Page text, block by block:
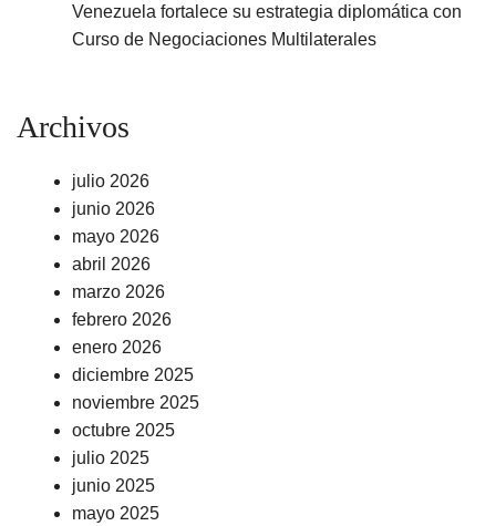
Venezuela fortalece su estrategia diplomática con
Curso de Negociaciones Multilaterales
Archivos
julio 2026
junio 2026
mayo 2026
abril 2026
marzo 2026
febrero 2026
enero 2026
diciembre 2025
noviembre 2025
octubre 2025
julio 2025
junio 2025
mayo 2025